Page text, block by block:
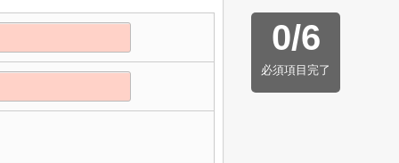
0/6
必須項目完了